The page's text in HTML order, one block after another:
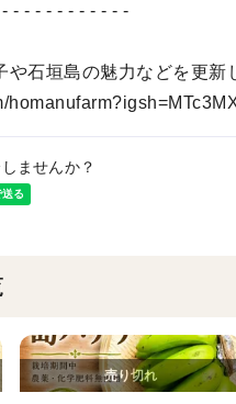
- - - - - - - - - - -
や石垣島の魅力などを更新
ませんか？